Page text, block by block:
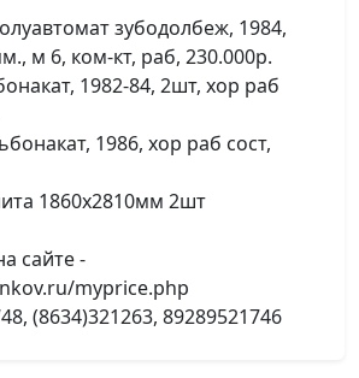
зубодолбеж, 1984,
м 6, ком-кт, раб, 230.000р.
1982-84, 2шт, хор раб
1986, хор раб сост,
1860х2810мм 2шт
сайте -
myprice.php
(8634)321263, 89289521746